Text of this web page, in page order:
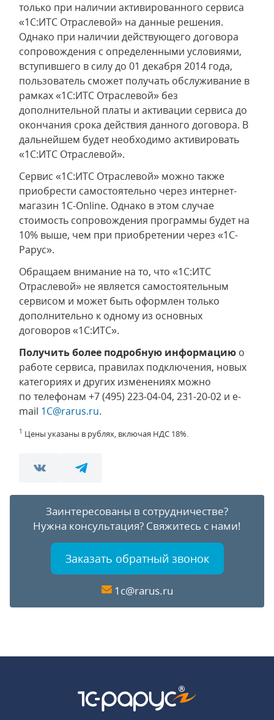
только при наличии активированного сервиса
«1С:ИТС Отраслевой» на данные решения.
Однако при наличии действующего договора
сопровождения с определенными условиями,
вступившего в силу до 01 декабря 2014 года,
пользователь сможет получать обслуживание в
рамках «1С:ИТС Отраслевой» без
дополнительной платы и активации сервиса до
окончания срока действия данного договора. В
дальнейшем будет необходимо активировать
«1С:ИТС Отраслевой».
Сервис «1С:ИТС Отраслевой» можно также
приобрести самостоятельно через интернет-
магазин 1С-Online. Однако в этом случае
стоимость сопровождения программы будет на
10% выше, чем при приобретении через «1С-
Рарус».
Обращаем внимание на то, что «1С:ИТС
Отраслевой» не является самостоятельным
сервисом и может быть оформлен только
дополнительно к одному из основных
договоров «1С:ИТС».
Получить более подробную информацию о
работе сервиса, правилах подключения, новых
категориях и других изменениях можно
по телефонам +7 (495) 223-04-04, 231-20-02 и e-
mail 1C@rarus.ru.
1 Цены указаны в рублях, включая НДС 18%.
Заинтересованы в сотрудничестве?
Нужна консультация? Свяжитесь с нами!
Заказать обратный звонок
1c@rarus.ru